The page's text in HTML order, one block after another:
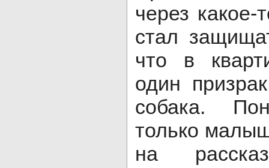
через
стал
что в
один
собака.
только
на